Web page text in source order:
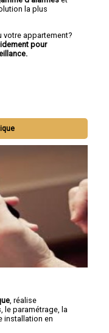
la plus
votre appartement?
pour
, réalise
le paramétrage, la
installation en